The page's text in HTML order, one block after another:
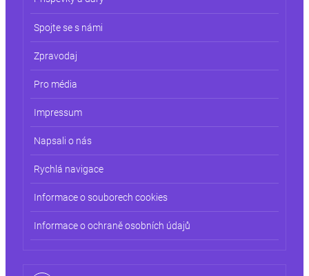
Spojte se s námi
Zpravodaj
Pro média
Impressum
Napsali o nás
Rychlá navigace
Informace o souborech cookies
Informace o ochraně osobních údajů